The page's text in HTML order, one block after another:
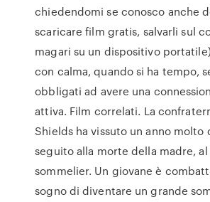
chiedendomi se conosco anche
scaricare film gratis, salvarli sul
magari su un dispositivo
con calma, quando si ha tempo,
obbligati ad avere una
attiva. Film correlati. La
Shields ha vissuto un anno molto
seguito alla morte della madre, al
sommelier. Un giovane è
sogno di diventare un grande